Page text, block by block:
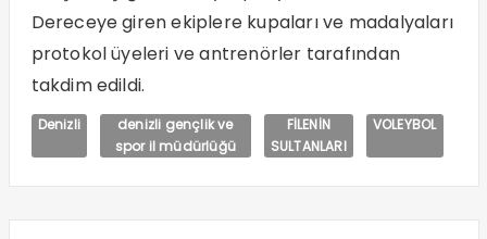
Dereceye giren ekiplere kupaları ve madalyaları
protokol üyeleri ve antrenörler tarafından
takdim edildi.
Denizli
denizli gençlik ve
spor il müdürlüğü
FİLENİN
SULTANLARI
VOLEYBOL